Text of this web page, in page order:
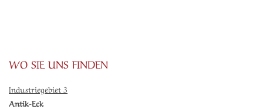
WO SIE UNS FINDEN
Industriegebiet 3
Antik-Eck